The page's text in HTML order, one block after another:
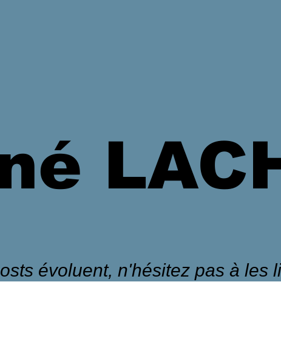
évoluent, n'hésitez pas à les